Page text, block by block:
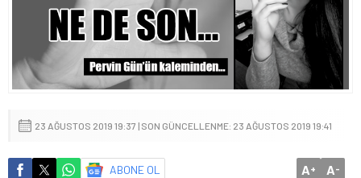
23 AĞUSTOS 2019 19:37 | SON GÜNCELLENME: 23 AĞUSTOS 2019 19:41
ABONE OL A+ A-